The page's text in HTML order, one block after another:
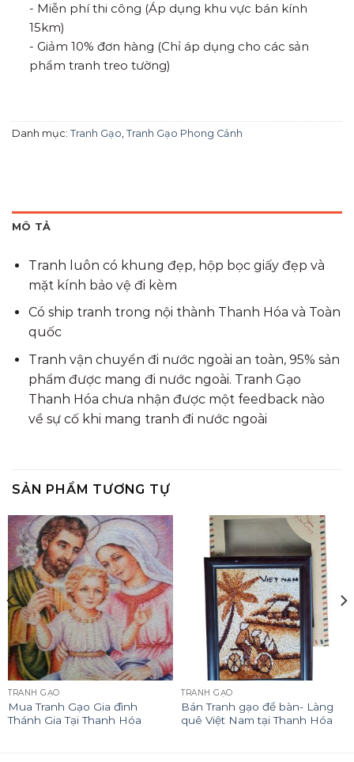
- Miễn phí thi công (Áp dụng khu vực bán kính
15km)
- Giảm 10% đơn hàng (Chỉ áp dụng cho các sản
phẩm tranh treo tường)
Danh mục: Tranh Gạo, Tranh Gạo Phong Cảnh
MÔ TẢ
Tranh luôn có khung đẹp, hộp bọc giấy đẹp và
mặt kính bảo vệ đi kèm
Có ship tranh trong nội thành Thanh Hóa và Toàn
quốc
Tranh vận chuyển đi nước ngoài an toàn, 95% sản
phẩm được mang đi nước ngoài. Tranh Gạo
Thanh Hóa chưa nhận được một feedback nào
về sự cố khi mang tranh đi nước ngoài
SẢN PHẨM TƯƠNG TỰ
TRANH GẠO
Mua Tranh Gạo Gia đình
Thánh Gia Tại Thanh Hóa
TRANH GẠO
Bán Tranh gạo để bàn- Làng
quê Việt Nam tại Thanh Hóa